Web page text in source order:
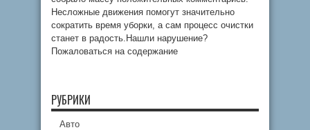
Несложные движения помогут значительно
сократить время уборки, а сам процесс очистки
станет в радость.Нашли нарушение?
Пожаловаться на содержание
РУБРИКИ
Авто